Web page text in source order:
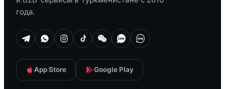
года.
App Store Google Play